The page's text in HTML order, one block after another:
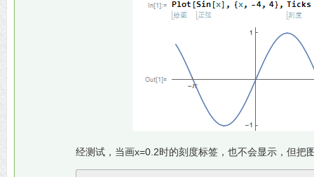
经测试，当画x=0.2时的刻度标签，也不会显示，但把